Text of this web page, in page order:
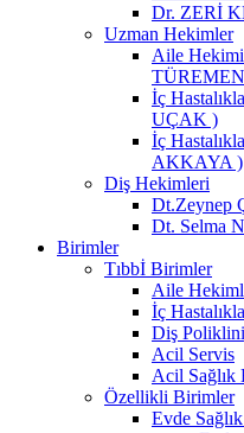
Dr. ZERİ
Uzman Hekimler
Aile
İç
UÇAK )
İç
AKKAYA )
Diş Hekimleri
Dt.Zeynep
Dt. Selma
Birimler
Tıbbİ Birimler
Aile
İç
Diş
Acil Servis
Acil Sağlık
Özellikli Birimler
Evde